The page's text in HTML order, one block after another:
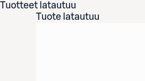
Tuotteet latautuu
Tuote latautuu